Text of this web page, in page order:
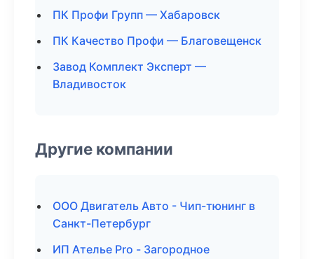
ПК Профи Групп — Хабаровск
ПК Качество Профи — Благовещенск
Завод Комплект Эксперт —
Владивосток
Другие компании
ООО Двигатель Авто - Чип-тюнинг в
Санкт-Петербург
ИП Ателье Pro - Загородное